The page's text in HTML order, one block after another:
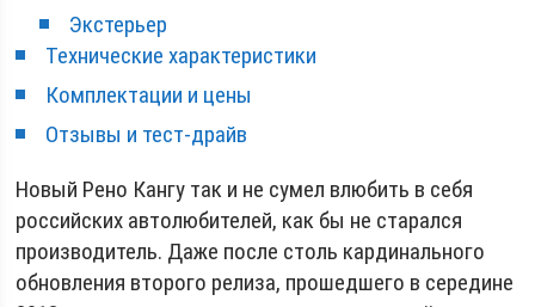
Экстерьер
Технические характеристики
Комплектации и цены
Отзывы и тест-драйв
Новый Рено Кангу так и не сумел влюбить в себя
российских автолюбителей, как бы не старался
производитель. Даже после столь кардинального
обновления второго релиза, прошедшего в середине